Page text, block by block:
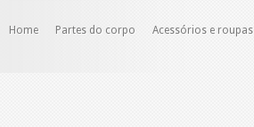
Home Partes do corpo Acessórios e roupas